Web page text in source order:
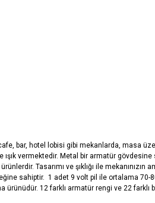
bar, hotel lobisi gibi mekanlarda, masa
vermektedir. Metal bir armatür gövdesine
Tasarımı ve şıklığı ile mekanınızın
sahiptir. 1 adet 9 volt pil ile ortalama 70-
12 farklı armatür rengi ve 22 farklı